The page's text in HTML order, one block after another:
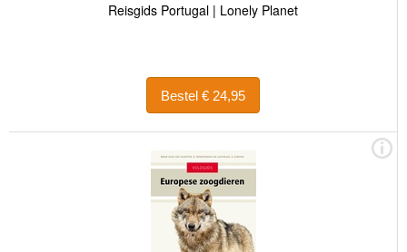
Reisgids Portugal | Lonely Planet
Bestel € 24,95